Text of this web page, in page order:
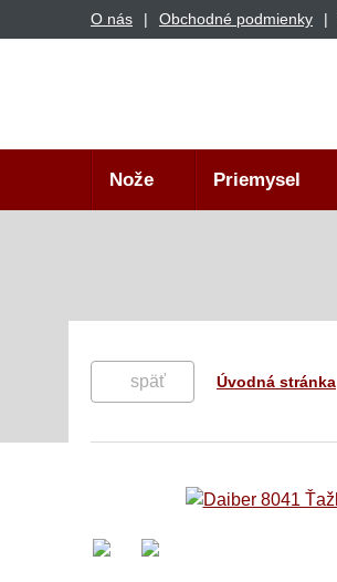
O nás Obchodné podmienky
Nože Priemysel
späť Úvodná stránka